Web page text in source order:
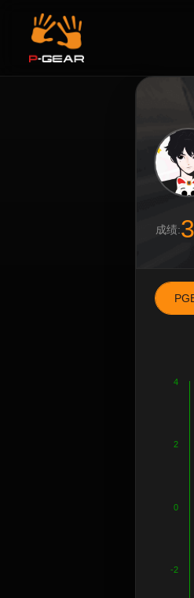
成绩:
-2
0
2
4